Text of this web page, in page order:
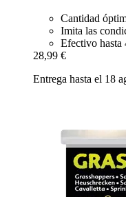
Cantidad
Imita las
Efectivo hasta
28,99 €
Entrega hasta el 18